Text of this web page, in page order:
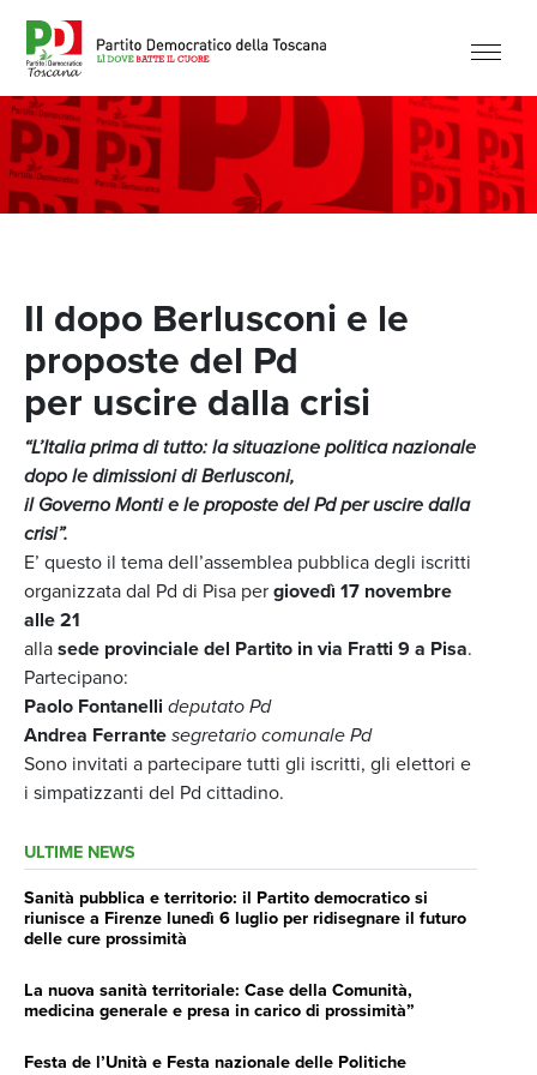
Il dopo Berlusconi e le
proposte del Pd
per uscire dalla crisi
“L’Italia prima di tutto: la situazione politica nazionale
dopo le dimissioni di Berlusconi,
il Governo Monti e le proposte del Pd per uscire dalla
crisi”.
E’ questo il tema dell’assemblea pubblica degli iscritti
organizzata dal Pd di Pisa pergiovedì 17 novembre
alle 21
allasede provinciale del Partito in via Fratti 9 a Pisa.
Partecipano:
Paolo Fontanelli deputato Pd
Andrea Ferrantesegretario comunale Pd
Sono invitati a partecipare tutti gli iscritti, gli elettori e
i simpatizzanti del Pd cittadino.
ULTIME NEWS
Sanità pubblica e territorio: il Partito democratico si
riunisce a Firenze lunedì 6 luglio per ridisegnare il futuro
delle cure prossimità
La nuova sanità territoriale: Case della Comunità,
medicina generale e presa in carico di prossimità”
Festa de l’Unità e Festa nazionale delle Politiche